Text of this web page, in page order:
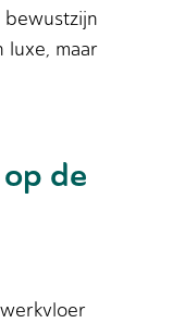
luxe, maar
de